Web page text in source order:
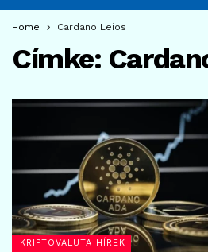
Home Cardano Leios
Címke:
KRIPTOVALUTA HÍREK